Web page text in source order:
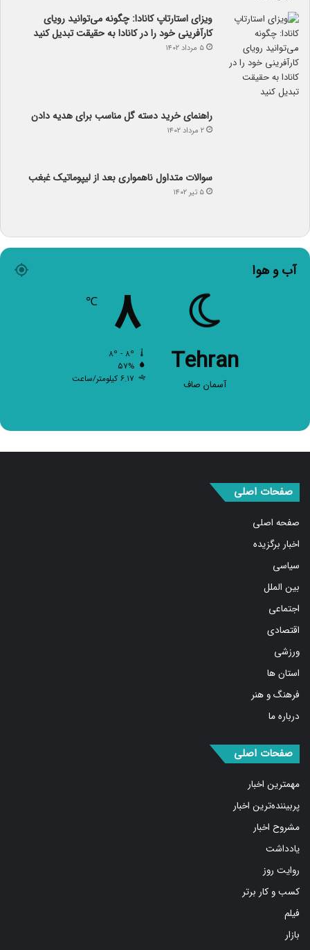
ویزای استارتاپ کانادا: چگونه می‌توانید رویای
کارآفرینی خود را در کانادا به حقیقت تبدیل کنید
۵ مرداد ۱۴۰۲
راهنمای خرید دسته گل مناسب برای هدیه دادن
۲ مرداد ۱۴۰۲
سوالات متداول ناهمواری بعد از لیپوماتیک غبغب
۵ تیر ۱۴۰۲
آب و هوا
Tehran
آسمان صاف
۸
۵۷%
۶.۱۷ کیلومتر/ساعت
صفحه اصلی
اخبار برگزیده
سیاسی
بین الملل
اجتماعی
اقتصادی
ورزشی
استان ها
فرهنگ و هنر
درباره ما
مهمترین اخبار
پربیننده‌ترین اخبار
مشروح اخبار
یادداشت
روایت روز
کسب و کار برتر
فیلم
بازار
عکس و طرح و کاریکاتور